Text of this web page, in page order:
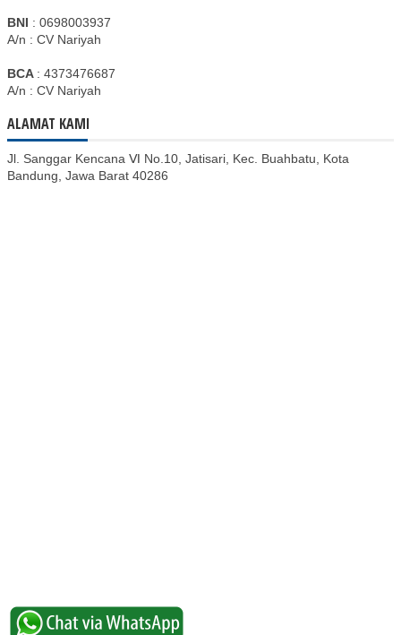
BNI : 0698003937
A/n : CV Nariyah
BCA : 4373476687
A/n : CV Nariyah
ALAMAT KAMI
Jl. Sanggar Kencana Ⅵ No.10, Jatisari, Kec. Buahbatu, Kota
Bandung, Jawa Barat 40286